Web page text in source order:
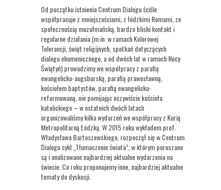
Od początku istnienia Centrum Dialogu ściśle
współpracuje z mniejszościami, z łódzkimi Romami, ze
społecznością muzułmańską, bardzo bliski kontakt i
regularne działania (m.in. w ramach Kolorowej
Tolerancji, świąt religijnych, spotkań dotyczących
dialogu ekumenicznego, a od dwóch lat w ramach Nocy
Świątyń) prowadzimy we współpracy z parafią
ewangelicko-augsburską, parafią prawosławną,
kościołem baptystów, parafią ewangelicko-
reformowaną, nie pomijając oczywiście kościoła
katolickiego – w ostatnich dwóch latach
organizowaliśmy kilka wydarzeń we współpracy z Kurią
Metropolitarną Łódzką. W 2015 roku wykładem prof.
Władysława Bartoszewskiego, rozpoczął się w Centrum
Dialogu cykl „Tłumaczenie świata”, w którym poruszane
są i analizowane najbardziej aktualne wydarzenia na
świecie. Co roku proponujemy inne, najbardziej aktualne
tematy do dyskusji.